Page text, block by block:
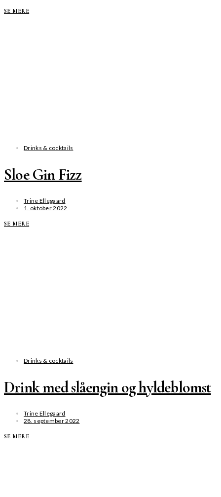
SE MERE
Drinks & cocktails
Sloe Gin Fizz
Trine Ellegaard
1. oktober 2022
SE MERE
Drinks & cocktails
Drink med slåengin og hyldeblomst
Trine Ellegaard
28. september 2022
SE MERE